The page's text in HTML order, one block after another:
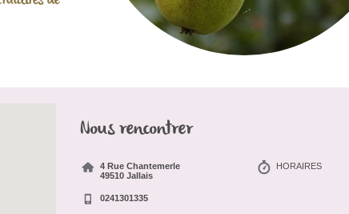
Nous rencontrer
HORAIRES
4 Rue Chantemerle
49510 Jallais
0241301335